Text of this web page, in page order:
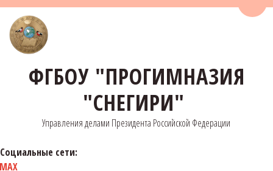
ФГБОУ "ПРОГИМНАЗИЯ
"СНЕГИРИ"
Управления делами Президента Российской Федерации
Социальные сети:
MAX